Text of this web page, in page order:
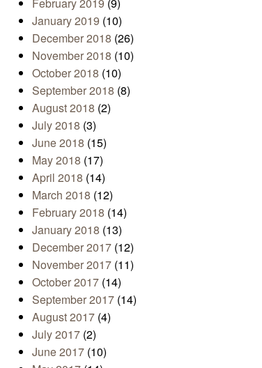
February 2019 (9)
January 2019 (10)
December 2018 (26)
November 2018 (10)
October 2018 (10)
September 2018 (8)
August 2018 (2)
July 2018 (3)
June 2018 (15)
May 2018 (17)
April 2018 (14)
March 2018 (12)
February 2018 (14)
January 2018 (13)
December 2017 (12)
November 2017 (11)
October 2017 (14)
September 2017 (14)
August 2017 (4)
July 2017 (2)
June 2017 (10)